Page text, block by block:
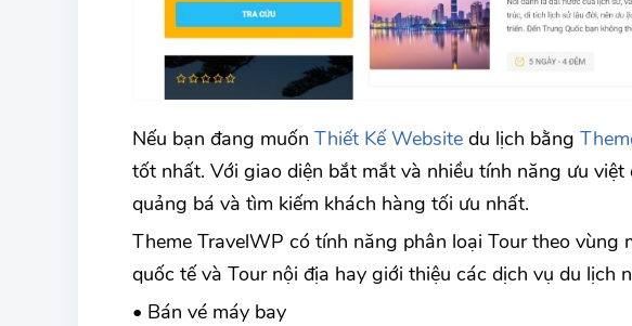
Nếu bạn đang muốn Thiết Kế Website du lịch bằng
tốt nhất. Với giao diện bắt mắt và nhiều tính năng ưu
quảng bá và tìm kiếm khách hàng tối ưu nhất.
Theme TravelWP có tính năng phân loại Tour theo vùng
quốc tế và Tour nội địa hay giới thiệu các dịch vụ du lịch
• Bán vé máy bay